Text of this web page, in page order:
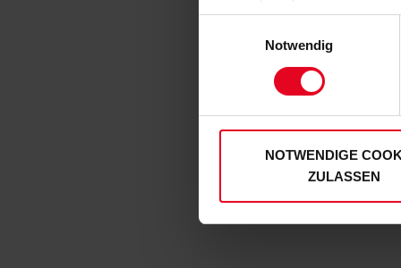
zulassen“-Button stimmen
personenbezogenen Daten
Soweit Sie „Notwendige
Notwendig
NOTWENDIGE
ZULASSEN